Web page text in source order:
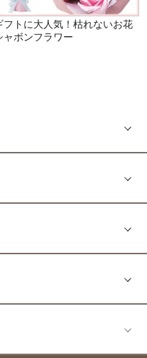
フトに大人気！枯れないお花
ャボンフラワー